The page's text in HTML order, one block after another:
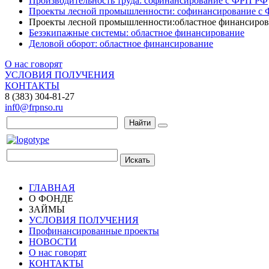
Проекты лесной промышленности: софинансирование
Проекты лесной промышленности:областное
Безэкипажные системы: областное финансирование
Деловой оборот: областное финансирование
О нас говорят
УСЛОВИЯ ПОЛУЧЕНИЯ
КОНТАКТЫ
8 (383) 304-81-27
inf0@frpnso.ru
Найти
Искать
ГЛАВНАЯ
О ФОНДЕ
ЗАЙМЫ
УСЛОВИЯ ПОЛУЧЕНИЯ
Профинансированные проекты
НОВОСТИ
О нас говорят
КОНТАКТЫ